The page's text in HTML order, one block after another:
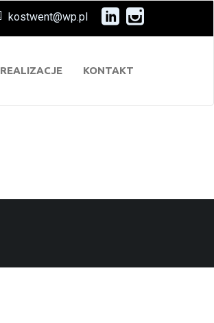
kostwent@wp.pl
REALIZACJE KONTAKT